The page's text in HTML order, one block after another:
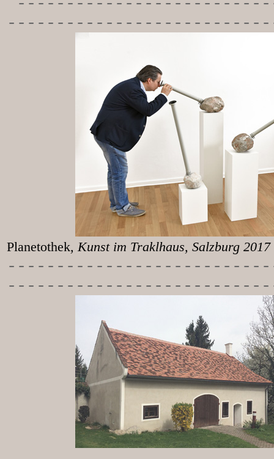
-----------
Planetothek, Kunst im
-----------